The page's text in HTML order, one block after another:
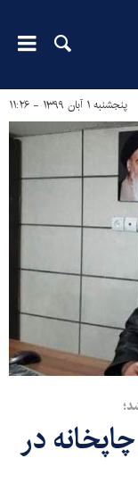
پنجشنبه ۱ آبان ۱۳۹۹ - ۱۱:۲۶
در